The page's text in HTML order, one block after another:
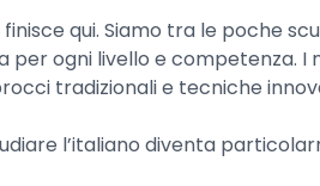
finisce qui. Siamo tra le poche
per ogni livello e competenza.
tradizionali e tecniche
l’italiano diventa